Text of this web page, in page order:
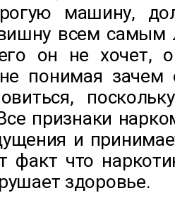
машину,
всем самым
он не хочет,
понимая зачем
признаки
и
факт что
здоровье.